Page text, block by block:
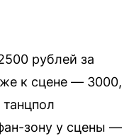
рублей за
к сцене — 3000,
зону у сцены —